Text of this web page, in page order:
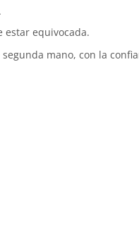
estar equivocada.
mano, con la